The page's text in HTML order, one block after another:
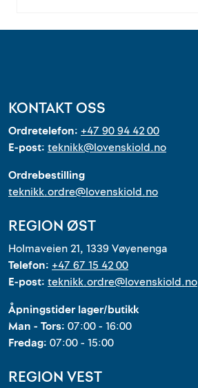
KONTAKT OSS
Ordretelefon: +47 90 94 42 00
E-post: teknikk@lovenskiold.no
Ordrebestilling
teknikk.ordre@lovenskiold.no
REGION ØST
Holmaveien 21, 1339 Vøyenenga
Telefon: +47 67 15 42 00
E-post: teknikk.ordre@lovenskiold.no
Åpningstider lager/butikk
Man - Tors: 07:00 - 16:00
Fredag: 07:00 - 15:00
REGION VEST